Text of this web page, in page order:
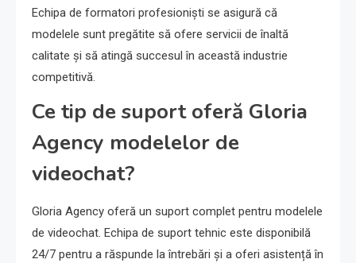
Echipa de formatori profesioniști se asigură că
modelele sunt pregătite să ofere servicii de înaltă
calitate și să atingă succesul în această industrie
competitivă.
Ce tip de suport oferă Gloria
Agency modelelor de
videochat?
Gloria Agency oferă un suport complet pentru modelele
de videochat. Echipa de suport tehnic este disponibilă
24/7 pentru a răspunde la întrebări și a oferi asistență în